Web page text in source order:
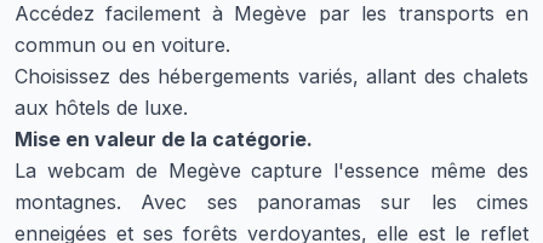
Accédez facilement à Megève par les transports en
commun ou en voiture.
Choisissez des hébergements variés, allant des chalets
aux hôtels de luxe.
Mise en valeur de la catégorie.
La webcam de Megève capture l'essence même des
montagnes. Avec ses panoramas sur les cimes
enneigées et ses forêts verdoyantes, elle est le reflet